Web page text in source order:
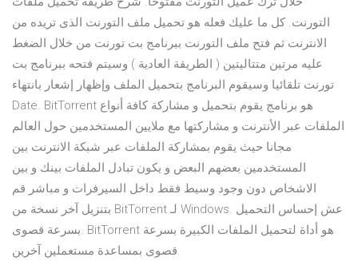
التورنت. كل ما عليك فعله هو تحميل ملف التورنت الذى تريده من
الانترنت ثم فتح ملف التورنت ببرنامج بت تورنت من خلال الضغط
عليه مرتين متتاليتين ( الطريقة العادية ) وسيتم فتحه ببرنامج بت
تورنت تلقائيا وسيقوم البرنامج بتحميل الملف وإظهار إشعار بانتهاء
Date. BitTorrent هو برنامج يقوم بتحميل و مشاركة كافة أنواع
الملفات عبر الأنترنت و مشاركتها مع ملايين المستخدمين حول العالم
مجانا حيث يقوم بمشاركة الملفات عبر شبكة الانترنت بين
المستخدمين بعضهم البعض و يكون تبادل الملفات بينك و بين
الاشخاص دون وجود وسيط فقط داخل السيرفرات و مباشر قم
بتنزيل آخر نسخة من BitTorrent لـ Windows. عش إحساس التحميل
بسرعة قصوى. BitTorrent هو أداة لتحميل الملفات الكبيرة بسرعة
قصوى بمساعدة مستعملين آخرين.